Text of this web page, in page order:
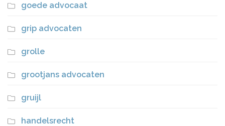
goede advocaat
grip advocaten
grolle
grootjans advocaten
gruijl
handelsrecht